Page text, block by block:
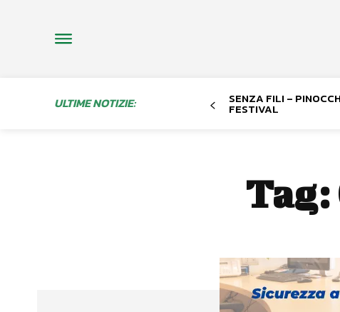
ULTIME NOTIZIE: SENZA FILI –
FESTIVAL
Tag: